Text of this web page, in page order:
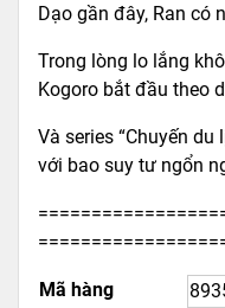
Dạo gần đây, Ran có
Trong lòng lo lắng
Kogoro bắt đầu theo
Và series “Chuyến
với bao suy tư ngổn
Mã hàng